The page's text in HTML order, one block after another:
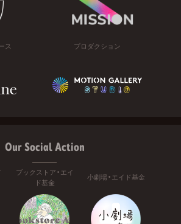
ス プロダクション
Our Social Action
ブックストア・エイ
ド基金
小劇場・エイド基金